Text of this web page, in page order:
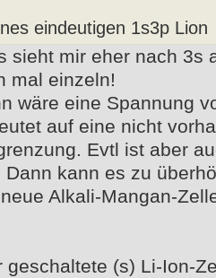
eindeutigen 1s3p Lion
sieht mir eher nach 3s
mal einzeln!
wäre eine Spannung
auf eine nicht
Evtl ist aber
Dann kann es zu
Alkali-Mangan-
geschaltete (s) Li-Ion-